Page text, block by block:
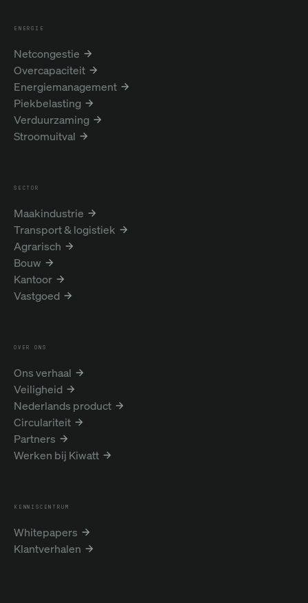
ENERGIE
Netcongestie
Overcapaciteit
Energiemanagement
Piekbelasting
Verduurzaming
Stroomuitval
SECTOR
Maakindustrie
Transport & logistiek
Agrarisch
Bouw
Kantoor
Vastgoed
OVER ONS
Ons verhaal
Veiligheid
Nederlands product
Circulariteit
Partners
Werken bij Kiwatt
KENNISCENTRUM
Whitepapers
Klantverhalen